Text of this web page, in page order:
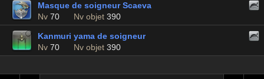
Masque de soigneur Scaeva
Nv 70 Nv objet 390
Kanmuri yama de soigneur
Nv 70 Nv objet 390